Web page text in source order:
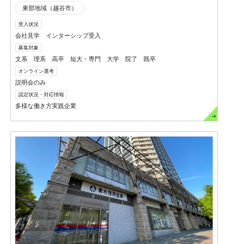
東部地域（越谷市）
受入状況
会社見学 インターシップ受入
募集対象
文系 理系 高卒 短大・専門 大学 院了 既卒
オンライン選考
説明会のみ
認定状況・対応情報
多様な働き方実践企業